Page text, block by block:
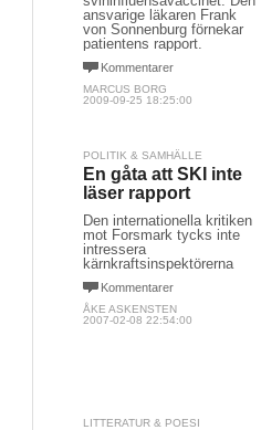
ansvarige läkaren Frank
von Sonnenburg förnekar
patientens rapport.
Kommentarer
MARCUS BORG
2009-09-25 18:25:00
POLITIK & SAMHÄLLE
En gåta att SKI inte
läser rapport
Den internationella kritiken
mot Forsmark tycks inte
intressera
kärnkraftsinspektörerna
Kommentarer
ÅKE ASKENSTEN
2007-02-08 22:54:00
LITTERATUR & POESI